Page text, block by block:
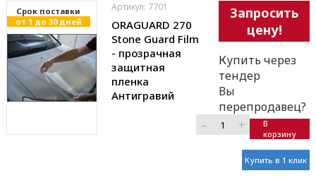
Cрок поставки
от 1 до 30 дней
Артикул: 7701
ORAGUARD 270
Stone Guard Film
- прозрачная
защитная
пленка
Антигравий
Запросить
цену!
Купить через
тендер
Вы
перепродавец?
–
+
В
корзину
Купить в 1 клик